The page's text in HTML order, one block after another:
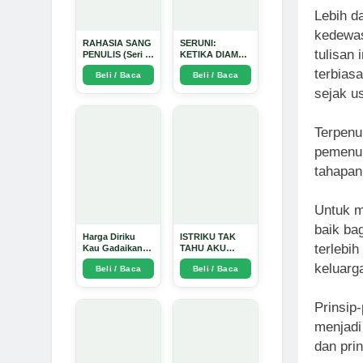
RAHASIA SANG
PENULIS (Seri 1)
- Arda Dinata
Beli / Baca
SERUNI:
KETIKA DIAM
BUKAN LAGI
PILIHAN - Arda
Dinata
Beli / Baca
Harga Diriku
Kau Gadaikan
demi
Perempuan Itu -
Arda Dinata
Beli / Baca
ISTRIKU TAK
TAHU AKU
PENGUSAHA
EMAS - Arda
Dinata
Beli / Baca
Lebih
tulisan
sejak
Untuk
baik
terlebih
dan